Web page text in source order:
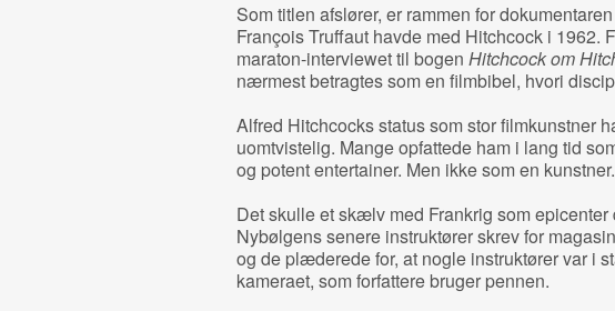
Som titlen afslører, er rammen for
François Truffaut havde med Hitchcock i 1962.
maraton-interviewet til bogen Hitchcock om
nærmest betragtes som en filmbibel, hvori
Alfred Hitchcocks status som stor filmkunstner
uomtvistelig. Mange opfattede ham i lang tid
og potent entertainer. Men ikke som en kunstner.
Det skulle et skælv med Frankrig som
Nybølgens senere instruktører skrev for
og de plæderede for, at nogle instruktører var i
kameraet, som forfattere bruger pennen.